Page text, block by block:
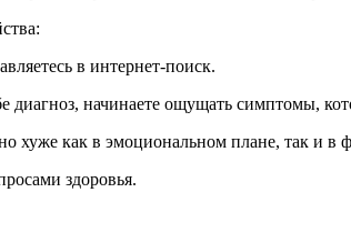
в интернет-поиск.
диагноз, начинаете ощущать симптомы,
хуже как в эмоциональном плане, так и в
здоровья.